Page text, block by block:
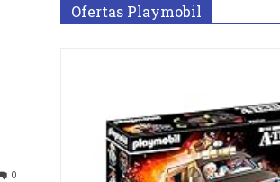
0
Ofertas Playmobil